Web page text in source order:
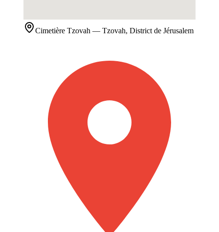
Cimetière Tzovah — Tzovah, District de Jérusalem